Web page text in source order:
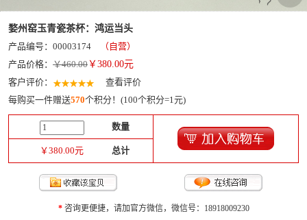
婺州窑玉青瓷茶杯：鸿运当头
产品编号：00003174
（自营）
产品价格： ￥460.00 ￥ 380.00元
客户评价：
查看评价
每购买一件赠送570个积分！(100个积分=1元)
数量
￥380.00元 总计
*咨询更便捷，请加官方微信，微信号：18918009230